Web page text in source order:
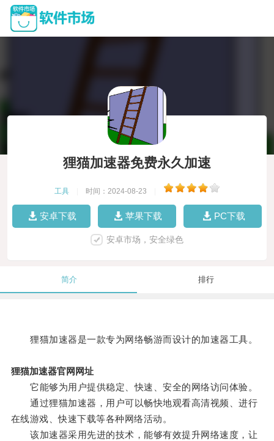
狸猫加速器免费永久加速
工具 时间：2024-08-23
安卓下载 苹果下载 PC下载
安卓市场，安全绿色
简介 排行
狸猫加速器是一款专为网络畅游而设计的加速器工具。
狸猫加速器官网网址
它能够为用户提供稳定、快速、安全的网络访问体验。
通过狸猫加速器，用户可以畅快地观看高清视频、进行
在线游戏、快速下载等各种网络活动。
该加速器采用先进的技术，能够有效提升网络速度，让